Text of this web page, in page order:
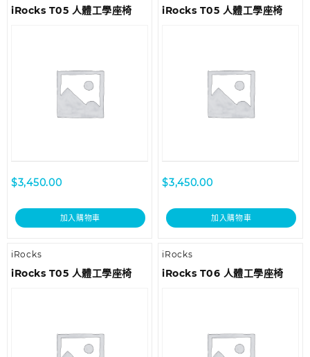
iRocks T05 人體工學座椅
$3,450.00
加入購物車
iRocks T05 人體工學座椅
$3,450.00
加入購物車
iRocks
iRocks T05 人體工學座椅
iRocks
iRocks T06 人體工學座椅